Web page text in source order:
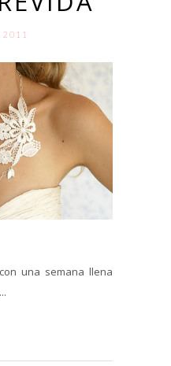
2011
una semana llena